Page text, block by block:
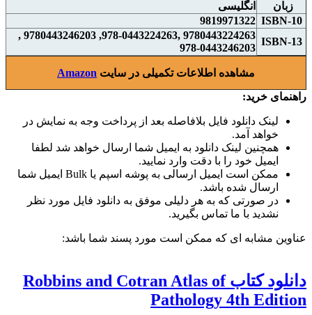
زبان
انگلیسی
ISBN-10
9819971322
ISBN-13
9780443224263 ,978-0443224263, 9780443246203 ,
978-0443246203
مشاهده اطلاعات تکمیلی در سایت Amazon
راهنمای خرید:
لینک دانلود فایل بلافاصله بعد از پرداخت وجه به نمایش در
خواهد آمد.
همچنین لینک دانلود به ایمیل شما ارسال خواهد شد لطفا
ایمیل خود را با دقت وارد نمایید.
ممکن است ایمیل ارسالی به پوشه اسپم یا Bulk ایمیل شما
ارسال شده باشد.
در صورتی که به هر دلیلی موفق به دانلود فایل مورد نظر
نشدید با ما تماس بگیرید.
عناوین مشابه ای که ممکن است مورد پسند شما باشد:
دانلود کتاب Robbins and Cotran Atlas of
Pathology 4th Edition